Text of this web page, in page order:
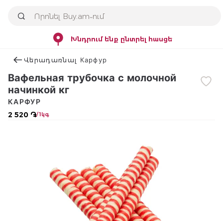
Խնդրում ենք ընտրել հասցե
Վերադառնալ Карфур
Вафельная трубочка с молочной
начинкой кг
2 520 ֏/ 1կգ
КАРФУР